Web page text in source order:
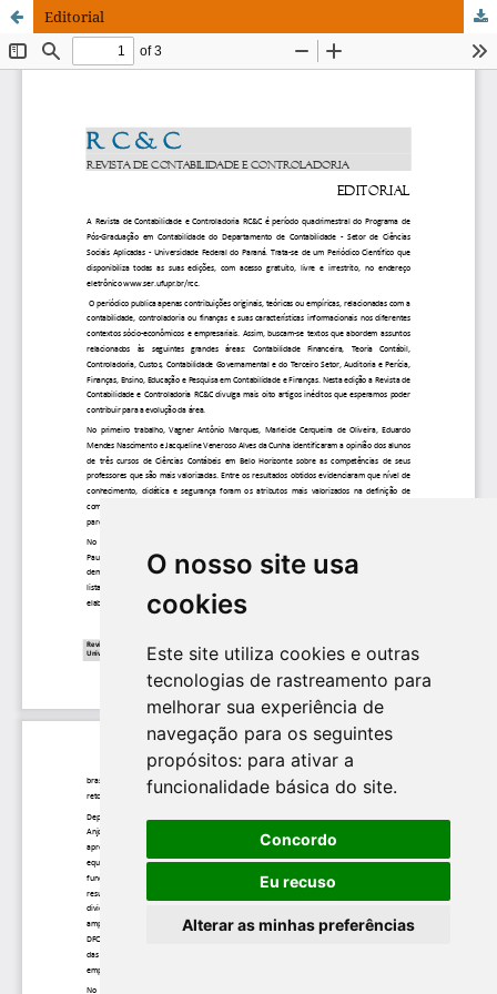
O nosso site usa
cookies
Este site utiliza cookies e outras
tecnologias de rastreamento para
melhorar sua experiência de
navegação para os seguintes
propósitos: para ativar a
funcionalidade básica do site.
Concordo
Eu recuso
Alterar as minhas preferências
Editorial